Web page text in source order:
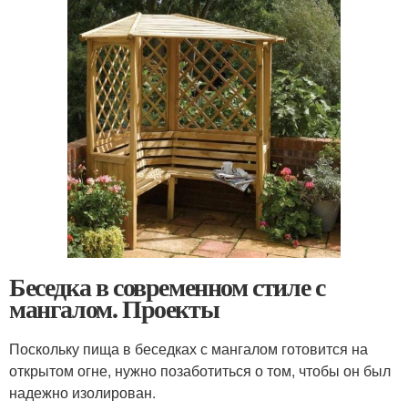
Беседка в современном стиле с
мангалом. Проекты
Поскольку пища в беседках с мангалом готовится на
открытом огне, нужно позаботиться о том, чтобы он был
надежно изолирован.